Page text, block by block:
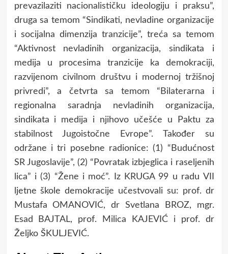
prevazilaziti nacionalističku ideologiju i praksu”,
druga sa temom “Sindikati, nevladine organizacije
i socijalna dimenzija tranzicije”, treća sa temom
“Aktivnost nevladinih organizacija, sindikata i
medija u procesima tranzicije ka demokraciji,
razvijenom civilnom društvu i modernoj tržišnoj
privredi”, a četvrta sa temom “Bilaterarna i
regionalna saradnja nevladinih organizacija,
sindikata i medija i njihovo učešće u Paktu za
stabilnost Jugoistočne Evrope”. Također su
održane i tri posebne radionice: (1) “Budućnost
SR Jugoslavije”, (2) “Povratak izbjeglica i raseljenih
lica” i (3) “Žene i moć”. Iz KRUGA 99 u radu VII
ljetne škole demokracije učestvovali su: prof. dr
Mustafa OMANOVIĆ, dr Svetlana BROZ, mgr.
Esad BAJTAL, prof. Milica KAJEVIĆ i prof. dr
Željko ŠKULJEVIĆ.